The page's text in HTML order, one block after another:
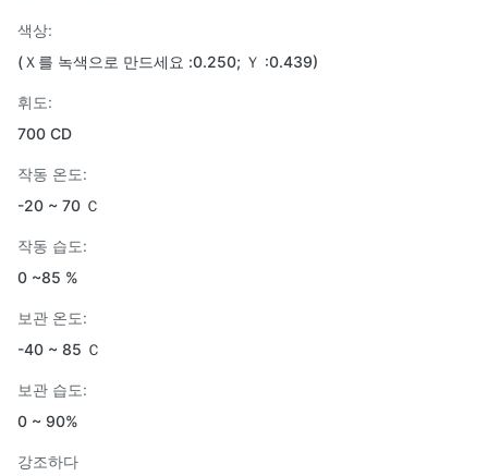
색상:
(Ｘ를 녹색으로 만드세요 :0.250; Ｙ :0.439)
휘도:
700 CD
작동 온도:
-20 ~ 70 Ｃ
작동 습도:
0 ~85 %
보관 온도:
-40 ~ 85 Ｃ
보관 습도:
0 ~ 90%
강조하다